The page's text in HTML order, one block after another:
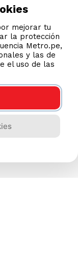
mejorar tu
la protección
Metro.pe,
y las de
el uso de las